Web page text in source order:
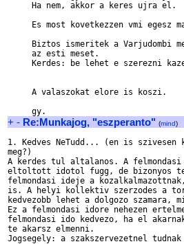
     Ha nem, akkor a keres ujra el.
Es most kovetkezzen vmi egesz
Biztos ismeritek a Varjudombi
     az esti meset.
Kerdes: be lehet e szerezni
     A valaszokat elore is koszi.
+ - Re:Munkajog, "eszperanto" (mind)
1. Kedves NeTudd... (en is
meg?)
A kerdes tul altalanos. A
eltoltott idotol fugg, de bizonyos
felmondasi ideje a
is. A helyi kollektiv szerzodes a
kedvezobb lehet a dolgozo szamara,
Ez a felmondasi idore nehezen
felmondasi ido kedvezo, ha el
te akarsz elmenni.
Jogsegely: a szakszervezetnel